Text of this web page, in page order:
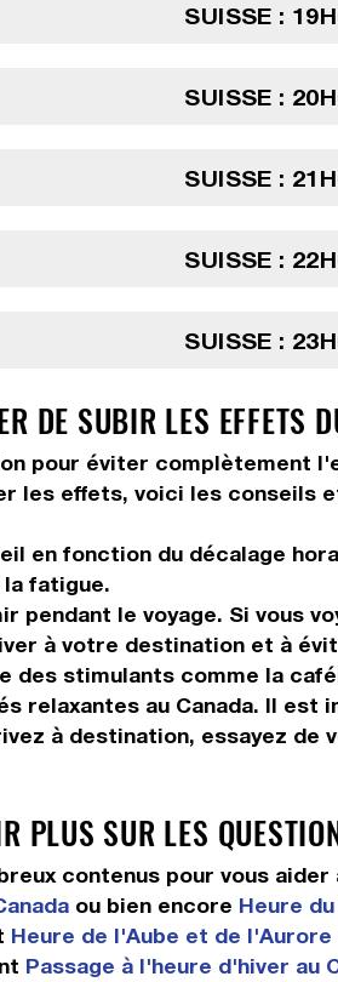
SUISSE :
SUISSE :
SUISSE :
SUISSE :
SUISSE :
DE SUBIR LES EFFETS
pour éviter complètement
les effets, voici les conseils
en fonction du décalage
fatigue.
pendant le voyage. Si vous
à votre destination et à
des stimulants comme la
relaxantes au Canada. Il
à destination, essayez de
PLUS SUR LES
contenus pour vous
ou bien encore Heure
Heure de l'Aube et de l'Aurore
Passage à l'heure d'hiver au